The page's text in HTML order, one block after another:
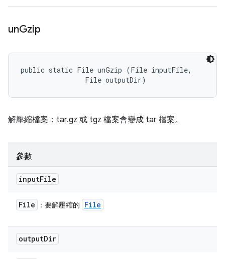
unGzip
public static File unGzip (File inputFile,
                File outputDir)
解壓縮檔案：tar.gz 或 tgz 檔案會變成 tar 檔案。
參數
inputFile
File ：要解壓縮的 File
outputDir